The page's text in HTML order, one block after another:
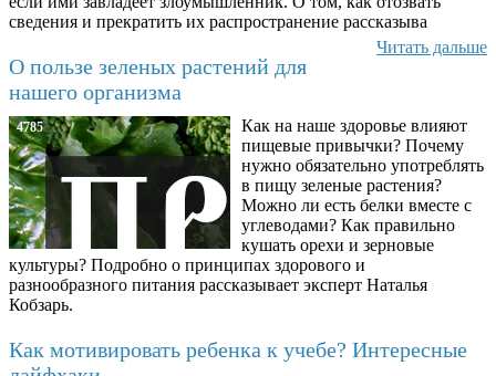
сведения и прекратить их распространение рассказыва
Читать дальше
О пользе зеленых растений для
нашего организма
4785
Как на наше здоровье влияют
пищевые привычки? Почему
нужно обязательно употреблять
в пищу зеленые растения?
Можно ли есть белки вместе с
углеводами? Как правильно
кушать орехи и зерновые
культуры? Подробно о принципах здорового и
разнообразного питания рассказывает эксперт Наталья
Кобзарь.
Как мотивировать ребенка к учебе? Интересные